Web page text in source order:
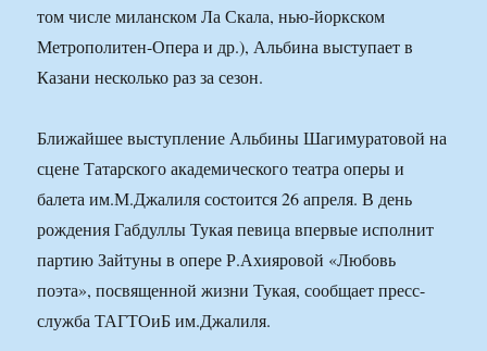
том числе миланском Ла Скала, нью-йоркском
Метрополитен-Опера и др.), Альбина выступает в
Казани несколько раз за сезон.
Ближайшее выступление Альбины Шагимуратовой на
сцене Татарского академического театра оперы и
балета им.М.Джалиля состоится 26 апреля. В день
рождения Габдуллы Тукая певица впервые исполнит
партию Зайтуны в опере Р.Ахияровой «Любовь
поэта», посвященной жизни Тукая, сообщает пресс-
служба ТАГТОиБ им.Джалиля.